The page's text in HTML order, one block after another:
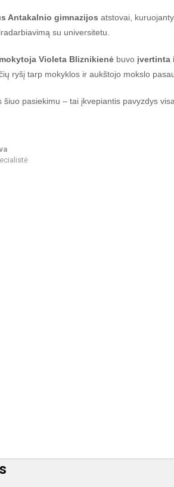
Antakalnio gimnazijos atstovai,
su universitetu.
Violeta Bliznikienė buvo įvertinta
ryšį tarp mokyklos ir aukštojo mokslo
šiuo pasiekimu – tai įkvepiantis pavyzdys